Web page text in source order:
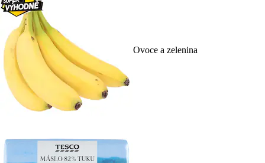
Ovoce a zelenina